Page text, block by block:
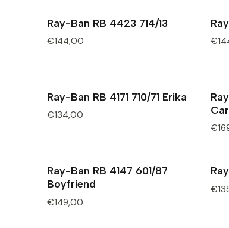
Ray-Ban RB 4423 714/13
€144,00
Ray-Ban RB 4171 710/71 Erika
€134,00
Ray-Ban RB 4147 601/87
Boyfriend
€149,00